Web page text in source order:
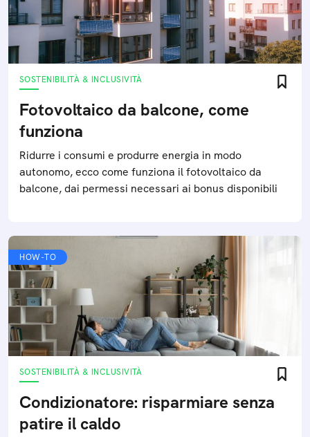
SOSTENIBILITÀ & INCLUSIVITÀ
Fotovoltaico da balcone, come
funziona
Ridurre i consumi e produrre energia in modo
autonomo, ecco come funziona il fotovoltaico da
balcone, dai permessi necessari ai bonus disponibili
HOW-TO
SOSTENIBILITÀ & INCLUSIVITÀ
Condizionatore: risparmiare senza
patire il caldo